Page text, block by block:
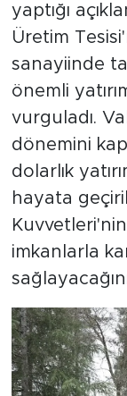
yaptığı
Üretim
sanayiinde
önemli
vurguladı.
dönemini
dolarlık
hayata
imkanlarla